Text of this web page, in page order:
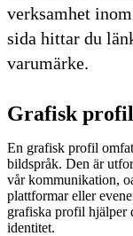
verksamhet
sida hittar du
varumärke.
Grafisk profil
En grafisk profil
bildspråk. Den är
vår kommunikation,
plattformar eller
grafiska profil hjälper
identitet.